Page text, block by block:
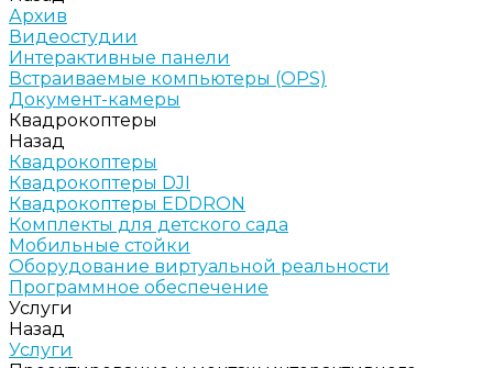
Архив
Видеостудии
Интерактивные панели
Встраиваемые компьютеры (OPS)
Документ-камеры
Квадрокоптеры
Назад
Квадрокоптеры
Квадрокоптеры DJI
Квадрокоптеры EDDRON
Комплекты для детского сада
Мобильные стойки
Оборудование виртуальной реальности
Программное обеспечение
Услуги
Назад
Услуги